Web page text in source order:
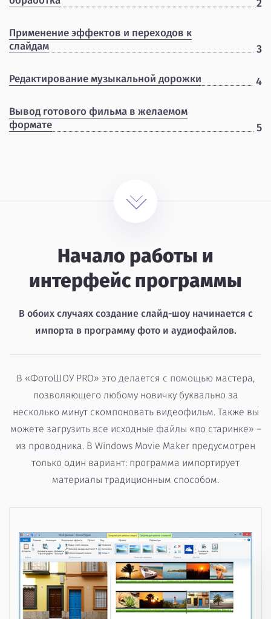
2
Применение эффектов и переходов к
слайдам
3
Редактирование музыкальной дорожки 4
Вывод готового фильма в желаемом
формате
5
Начало работы и
интерфейс программы
В обоих случаях создание слайд-шоу начинается с
импорта в программу фото и аудиофайлов.
В «ФотоШОУ PRO» это делается с помощью мастера,
позволяющего любому новичку буквально за
несколько минут скомпоновать видеофильм. Также вы
можете загрузить все исходные файлы «по старинке» –
из проводника. В Windows Movie Maker предусмотрен
только один вариант: программа импортирует
материалы традиционным способом.